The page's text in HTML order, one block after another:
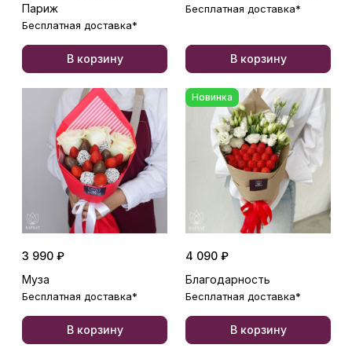
Париж
Бесплатная доставка*
В корзину
Бесплатная доставка*
В корзину
3 990 ₽
Муза
Бесплатная доставка*
В корзину
Новинка
4 090 ₽
Благодарность
Бесплатная доставка*
В корзину